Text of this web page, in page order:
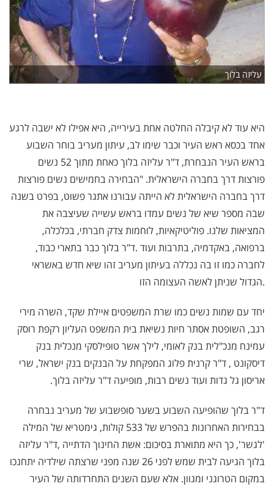
עליזה בלוך
היא עוד לא קיבלה החלטה אחת בעירייה, היא אפילו לא ישבה לרגע
אחד בכסא ראש העיר וכבר שימו לב, עיתון מעריב בוחר השבוע
בראש העיר הנבחרת, ד"ר עליזה בלוך כאחת מתוך 52 נשים
פורצות דרך בחברה הישראלית. "הבחירה בחמישים נשים פורצות
דרך בחברה הישראלית לא הייתה עבורנו אתגר פשוט, בפרט בשנה
שבה מספר שיא של נשים עמדו בראש עשייה שעיצבה את
המציאות שלנו. פוליטיקאיות, לוחמות צדק חברתי, בכלכלה,
ברפואה, באקדמיה, בתרבות ועוד .
לחברה כמו זו בה נכללה בעיתון מעריב זהו שיא חדש באשראי
הגדול שניתן לאשה העצומה הזו.
יחד עם שמות נשים כמו שרת המשפטים איילת שקד, השרה מירי
רגב, השופטת אסתר חיות נשיאת בית המשפט העליון רקפת רוסק
עמינח מנכ"לית בנק לאומי, לילך אשר טופילסקי מנכלית בנק
דיסקונט , ד"ר קרנית פלוג המפקחת על הבנקים בנק ישראל, שרי
אריסון גל גדות ועוד נשים רבות, מופיעה ד"ר עליזה בלוך.
ד"ר בלוך שהופיעה השבוע בשער סופשבוע של מעריב נבחרה
בבחירות האחרונות בהפרש של 533 קולות, גימטריא של המילה
'לגשר', כך היא מתוארת בסיכום: אשת החינוך הדתייה ,ד"ר עליזה
בלוך הגיעה לבית שמש לפני 26 שנה מפני שרצתה שילדיה יתחנכו
במקום הטרוגני ומגוון. אלא שעם השנים התחרדותה של העיר